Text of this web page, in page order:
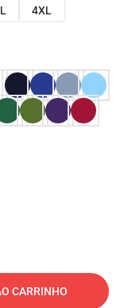
4XL
CARRINHO